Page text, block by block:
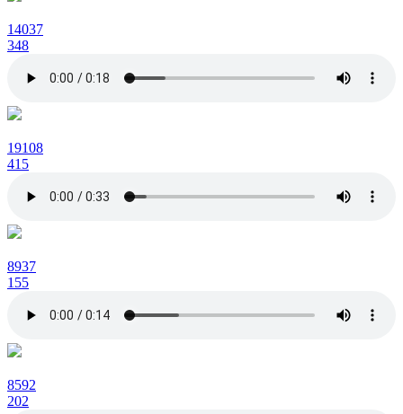
14037
348
19108
415
8937
155
8592
202